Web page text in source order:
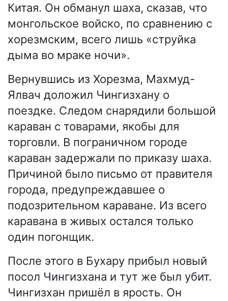
Китая. Он обманул шаха, сказав, что
монгольское войско, по сравнению с
хорезмским, всего лишь «струйка
дыма во мраке ночи».
Вернувшись из Хорезма, Махмуд-
Ялвач доложил Чингизхану о
поездке. Следом снарядили большой
караван с товарами, якобы для
торговли. В пограничном городе
караван задержали по приказу шаха.
Причиной было письмо от правителя
города, предупреждавшее о
подозрительном караване. Из всего
каравана в живых остался только
один погонщик.
После этого в Бухару прибыл новый
посол Чингизхана и тут же был убит.
Чингизхан пришёл в ярость. Он